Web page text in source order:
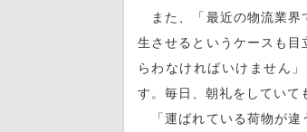
また、「最近の物流業界
生させるというケースも
らわなければいけません
す。毎日、朝礼をしていて
「運ばれている荷物が違